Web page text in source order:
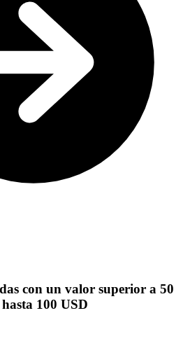
con un valor superior a 50
100 USD